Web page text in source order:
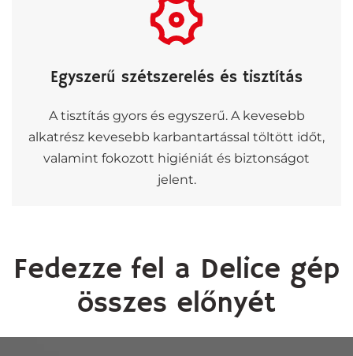
Egyszerű szétszerelés és tisztítás
A tisztítás gyors és egyszerű. A kevesebb
alkatrész kevesebb karbantartással töltött időt,
valamint fokozott higiéniát és biztonságot
jelent.
Fedezze fel a Delice gép
összes előnyét